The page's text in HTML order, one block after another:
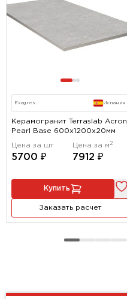
Exagres Испания
Керамогранит Terraslab Acron
Pearl Base 600x1200х20мм
Цена за шт
5700 ₽
Цена за м 2
7912 ₽
Купить
Заказать расчет